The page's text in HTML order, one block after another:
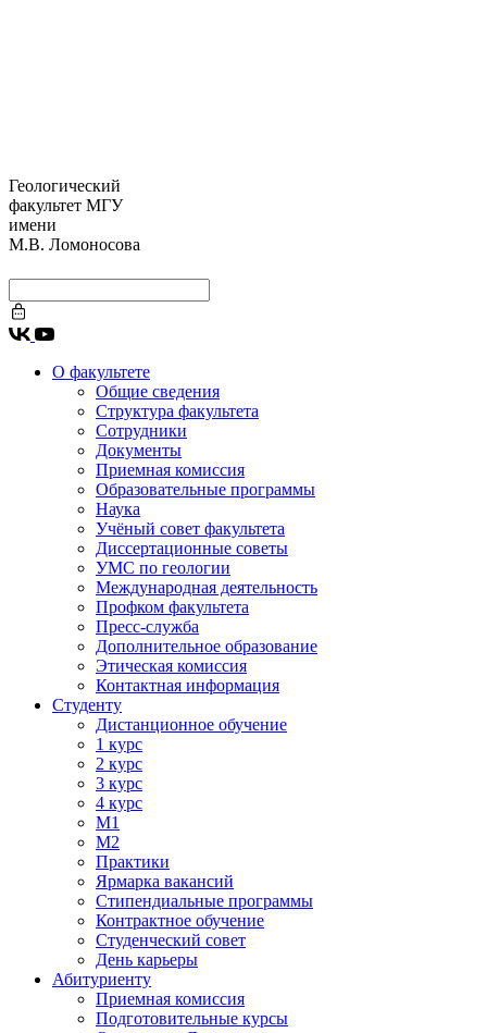
Геологический
факультет МГУ
имени
М.В. Ломоносова
О факультете
Общие сведения
Структура факультета
Сотрудники
Документы
Приемная комиссия
Образовательные программы
Наука
Учёный совет факультета
Диссертационные советы
УМС по геологии
Международная деятельность
Профком факультета
Пресс-служба
Дополнительное образование
Этическая комиссия
Контактная информация
Студенту
Дистанционное обучение
1 курс
2 курс
3 курс
4 курс
М1
М2
Практики
Ярмарка вакансий
Стипендиальные программы
Контрактное обучение
Студенческий совет
День карьеры
Абитуриенту
Приемная комиссия
Подготовительные курсы